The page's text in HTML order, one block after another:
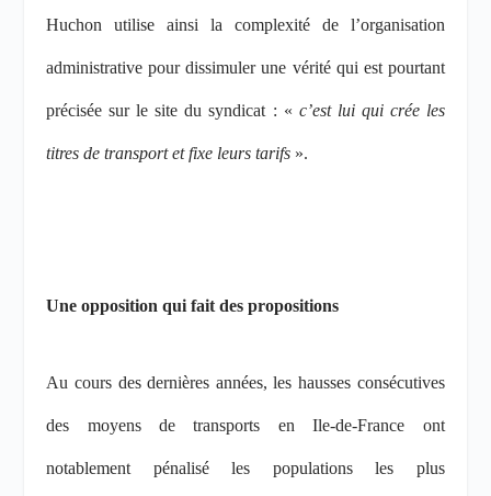
Huchon utilise ainsi la complexité de l’organisation
administrative pour dissimuler une vérité qui est pourtant
précisée sur le site du syndicat : « c’est lui qui crée les
titres de transport et fixe leurs tarifs ».
Une opposition qui fait des propositions
Au cours des dernières années, les hausses consécutives
des moyens de transports en Ile-de-France ont
notablement pénalisé les populations les plus